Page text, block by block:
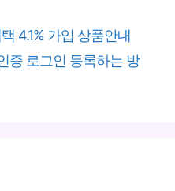
4.1% 가입 상품안내
증 로그인 등록하는 방